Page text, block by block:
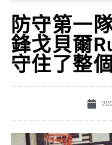
防守第一
鋒戈貝爾
守住了整